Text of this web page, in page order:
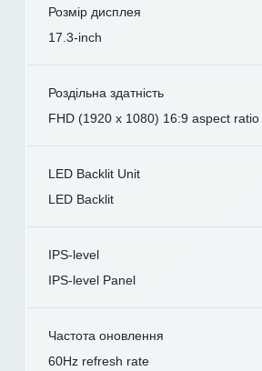
Розмір дисплея
17.3-inch
Роздільна здатність
FHD (1920 x 1080) 16:9 aspect ratio
LED Backlit Unit
LED Backlit
IPS-level
IPS-level Panel
Частота оновлення
60Hz refresh rate